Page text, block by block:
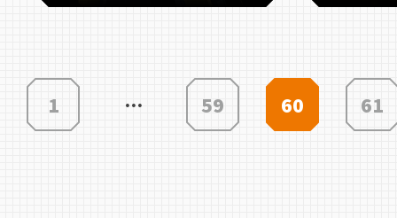
まで！
投
稿
1 … 59 60 61